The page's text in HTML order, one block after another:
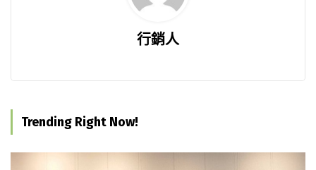
行銷人
Trending Right Now!